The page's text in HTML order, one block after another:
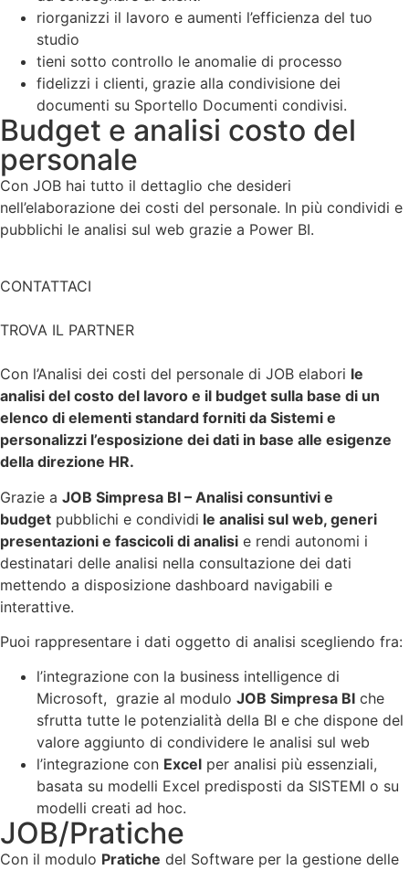
riorganizzi il lavoro e aumenti l’efficienza del tuo
studio
tieni sotto controllo le anomalie di processo
fidelizzi i clienti, grazie alla condivisione dei
documenti su Sportello Documenti condivisi.
Budget e analisi costo del
personale
Con JOB hai tutto il dettaglio che desideri
nell’elaborazione dei costi del personale. In più condividi e
pubblichi le analisi sul web grazie a Power BI.
CONTATTACI
TROVA IL PARTNER
Con l’Analisi dei costi del personale di JOB elabori le
analisi del costo del lavoro e il budget sulla base di un
elenco di elementi standard forniti da Sistemi e
personalizzi l’esposizione dei dati in base alle esigenze
della direzione HR.
Grazie a JOB Simpresa BI – Analisi consuntivi e
budget pubblichi e condividi le analisi sul web, generi
presentazioni e fascicoli di analisi e rendi autonomi i
destinatari delle analisi nella consultazione dei dati
mettendo a disposizione dashboard navigabili e
interattive.
Puoi rappresentare i dati oggetto di analisi scegliendo fra:
l’integrazione con la business intelligence di
Microsoft, grazie al modulo JOB Simpresa BI che
sfrutta tutte le potenzialità della BI e che dispone del
valore aggiunto di condividere le analisi sul web
l’integrazione con Excel per analisi più essenziali,
basata su modelli Excel predisposti da SISTEMI o su
modelli creati ad hoc.
JOB/Pratiche
Con il modulo Pratiche del Software per la gestione delle